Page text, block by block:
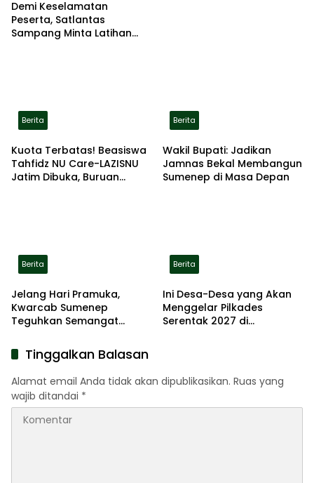
Demi Keselamatan
Peserta, Satlantas
Sampang Minta Latihan
Berita
Kuota Terbatas! Beasiswa
Tahfidz NU Care-LAZISNU
Jatim Dibuka, Buruan
Berita
Wakil Bupati: Jadikan
Jamnas Bekal Membangun
Sumenep di Masa Depan
Berita
Jelang Hari Pramuka,
Kwarcab Sumenep
Teguhkan Semangat
Pahlawan
Berita
Ini Desa-Desa yang Akan
Menggelar Pilkades
Serentak 2027 di
Tinggalkan Balasan
Alamat email Anda tidak akan dipublikasikan. Ruas yang
wajib ditandai *